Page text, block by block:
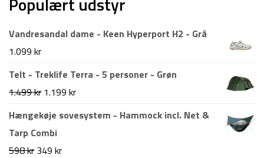
Vandresandal dame - Keen Hyperport H2 - Grå
1.099 kr
Telt - Treklife Terra - 5 personer - Grøn
1.499kr Den
oprindelige
pris
var:
1.199 krDen
aktuelle
Hængekøje sovesystem - Hammock incl. Net &
Tarp Combi
598kr Den
349 krDen